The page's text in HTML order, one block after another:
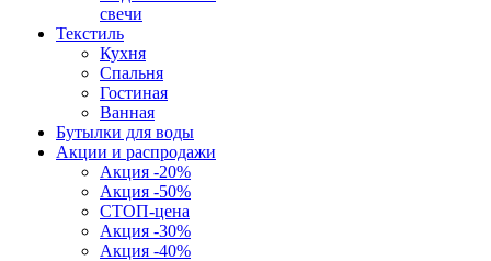
свечи
Текстиль
Кухня
Спальня
Гостиная
Ванная
Бутылки для воды
Акции и распродажи
Акция -20%
Акция -50%
СТОП-цена
Акция -30%
Акция -40%